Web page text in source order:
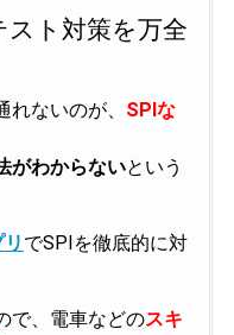
スト対策を万全
ないのが、 SPIな
がわからないという
でSPIを徹底的に対
で、電車などのスキ